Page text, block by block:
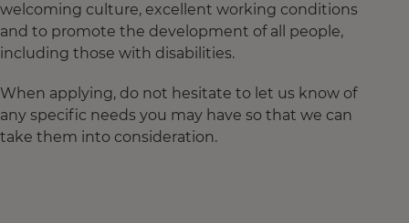
welcoming culture, excellent working conditions
and to promote the development of all people,
including those with disabilities.
When applying, do not hesitate to let us know of
any specific needs you may have so that we can
take them into consideration.